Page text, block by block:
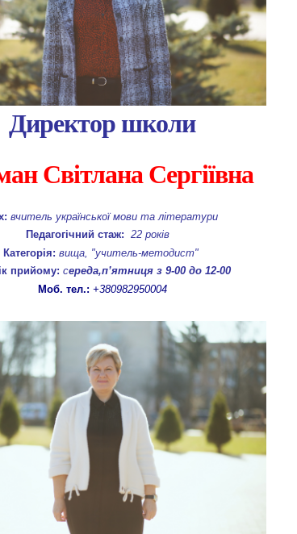
Директор школи
Світлана Сергіївна
вчитель української мови та літератури
Педагогічний стаж: 22 років
Категорія: вища, "учитель-методист"
прийому: середа,п’ятниця з 9-00 до 12-00
Моб. тел.: +380982950004